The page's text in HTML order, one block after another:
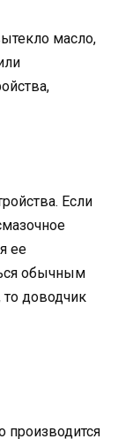
масло,
Если
ее
обычным
доводчик
производится